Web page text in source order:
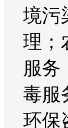
境污
理；
服务
毒服
环保